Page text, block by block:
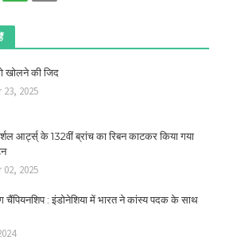
खोलने की जिद
23, 2025
आर्ट्स् के 132वीं ब्रांच का रिबन काटकर किया गया
02, 2025
चैंपियनशिप : इंडोनेशिया में भारत ने कांस्य पदक के साथ